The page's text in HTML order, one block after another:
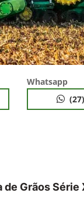
Whatsapp
Grãos Série